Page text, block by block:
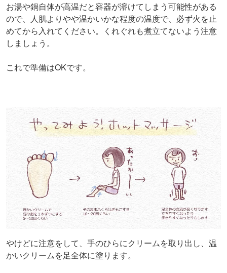
お湯や鍋自体が高温だと容器が溶けてしまう可能性がある
ので、人肌よりやや温かいかな程度の温度で、必ず火を止
めてから入れてください。くれぐれも煮立てないよう注意
しましょう。
これで準備はOKです。
やけどに注意をして、手のひらにクリームを取り出し、温
かいクリームを足全体に塗ります。